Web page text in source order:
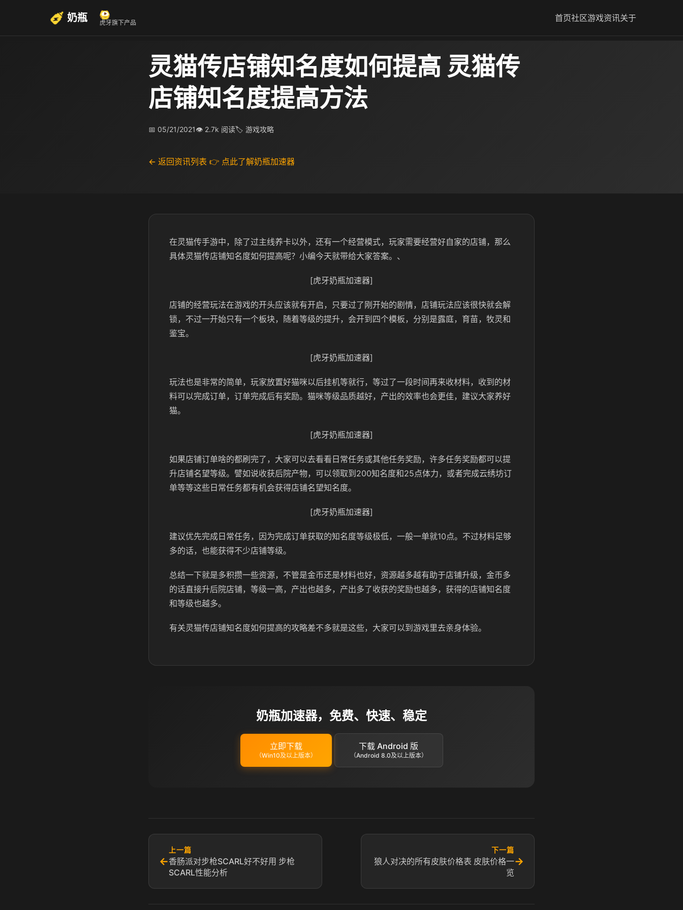
奶瓶 虎牙旗下产品 首页社区游戏资讯关于
灵猫传店铺知名度如何提高 灵猫传
店铺知名度提高方法
📅 05/21/2021👁 2.7k 阅读🏷 游戏攻略
← 返回资讯列表 👉 点此了解奶瓶加速器
在灵猫传手游中，除了过主线养卡以外，还有一个经营模式，玩家需要经营好自家的店铺，那么
具体灵猫传店铺知名度如何提高呢？小编今天就带给大家答案。、
[虎牙奶瓶加速器]
店铺的经营玩法在游戏的开头应该就有开启，只要过了刚开始的剧情，店铺玩法应该很快就会解
锁，不过一开始只有一个板块，随着等级的提升，会开到四个模板，分别是露庭，育苗，牧灵和
鉴宝。
[虎牙奶瓶加速器]
玩法也是非常的简单，玩家放置好猫咪以后挂机等就行，等过了一段时间再来收材料，收到的材
料可以完成订单，订单完成后有奖励。猫咪等级品质越好，产出的效率也会更佳，建议大家养好
猫。
[虎牙奶瓶加速器]
如果店铺订单啥的都刷完了，大家可以去看看日常任务或其他任务奖励，许多任务奖励都可以提
升店铺名望等级。譬如说收获后院产物，可以领取到200知名度和25点体力，或者完成云绣坊订
单等等这些日常任务都有机会获得店铺名望知名度。
[虎牙奶瓶加速器]
建议优先完成日常任务，因为完成订单获取的知名度等级极低，一般一单就10点。不过材料足够
多的话，也能获得不少店铺等级。
总结一下就是多积攒一些资源，不管是金币还是材料也好，资源越多越有助于店铺升级，金币多
的话直接升后院店铺，等级一高，产出也越多，产出多了收获的奖励也越多，获得的店铺知名度
和等级也越多。
有关灵猫传店铺知名度如何提高的攻略差不多就是这些，大家可以到游戏里去亲身体验。
奶瓶加速器，免费、快速、稳定
立即下载
（Win10及以上版本）
下载 Android 版
（Android 8.0及以上版本）
←
上一篇
香肠派对步枪SCARL好不好用 步枪
SCARL性能分析
下一篇
狼人对决的所有皮肤价格表 皮肤价格一
览
→